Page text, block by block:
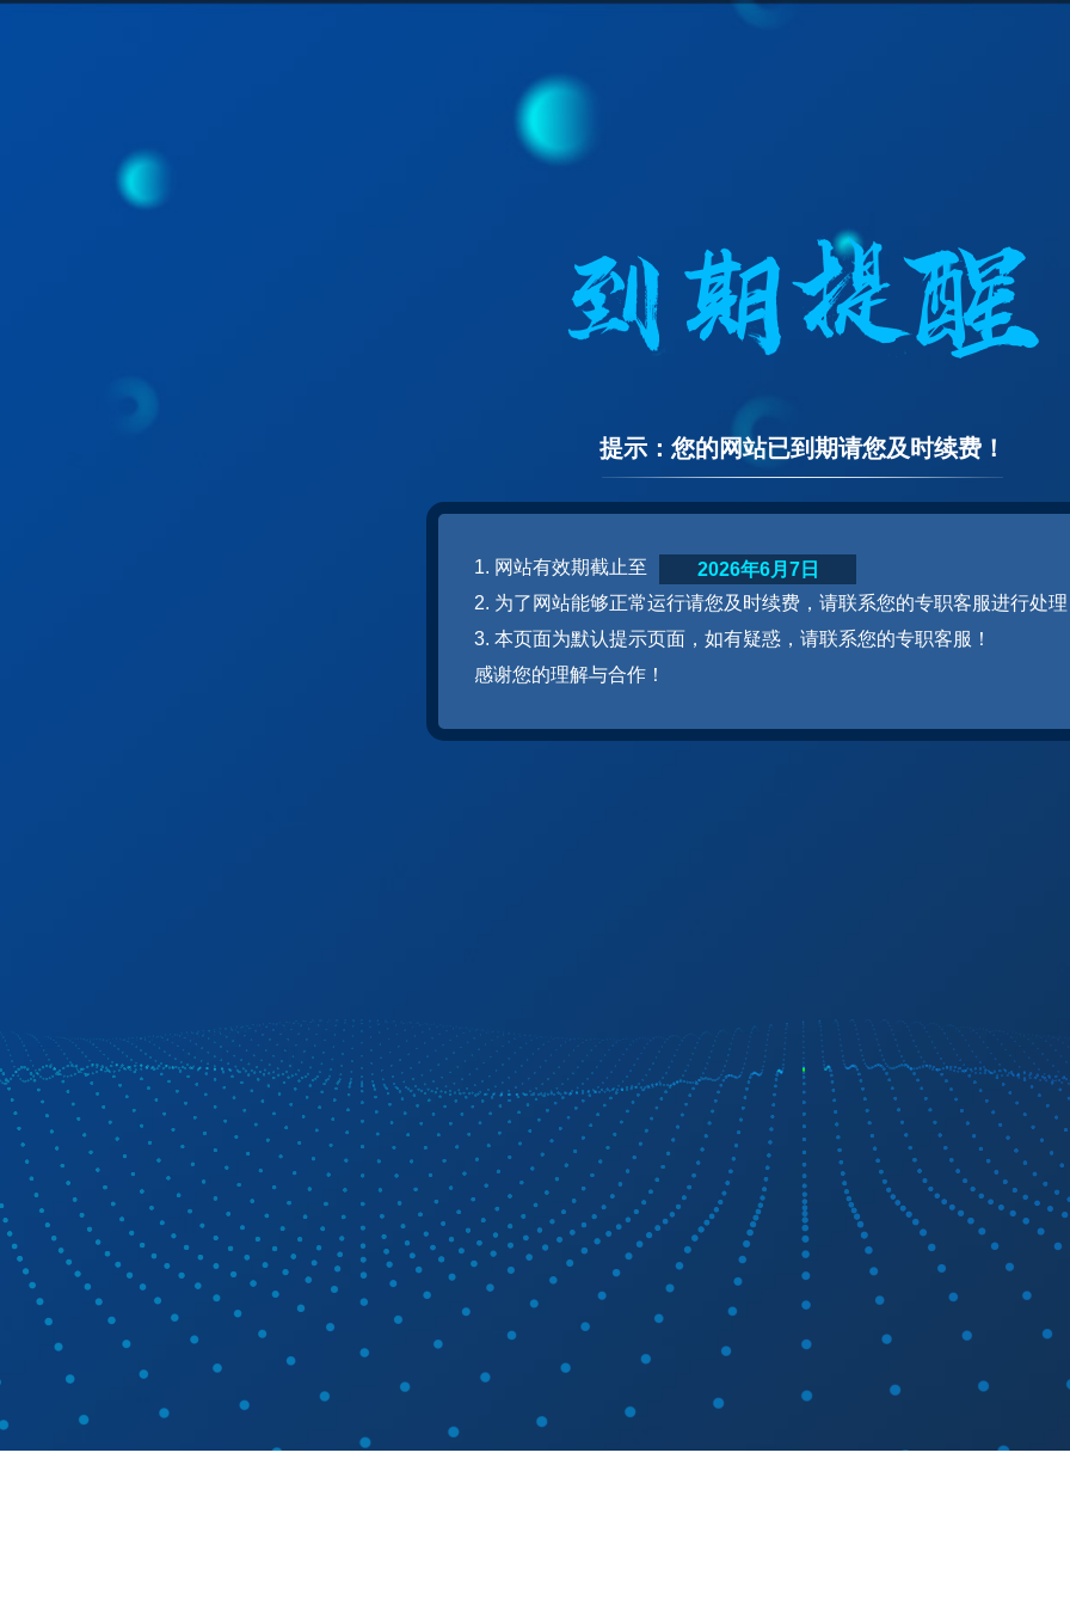
提示：您的网站已到期请您及时续费！
1. 网站有效期截止至
2. 为了网站能够正常运行请您及时续费，请联系您的专职客服进行处
3. 本页面为默认提示页面，如有疑惑，请联系您的专职客服！
感谢您的理解与合作！
2026年6月7日